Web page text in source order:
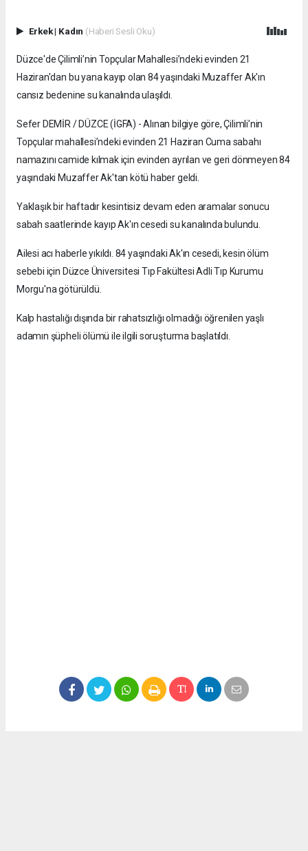
Erkek| Kadın (Haberi Sesli Oku)
Düzce'de Çilimli’nin Topçular Mahallesi’ndeki evinden 21
Haziran'dan bu yana kayıp olan 84 yaşındaki Muzaffer Ak'ın
cansız bedenine su kanalında ulaşıldı.
Sefer DEMİR / DÜZCE (İGFA) - Alınan bilgiye göre, Çilimli’nin
Topçular mahallesi’ndeki evinden 21 Haziran Cuma sabahı
namazını camide kılmak için evinden ayrılan ve geri dönmeyen 84
yaşındaki Muzaffer Ak'tan kötü haber geldi.
Yaklaşık bir haftadır kesintisiz devam eden aramalar sonucu
sabah saatlerinde kayıp Ak'ın cesedi su kanalında bulundu.
Ailesi acı haberle yıkıldı. 84 yaşındaki Ak'ın cesedi, kesin ölüm
sebebi için Düzce Üniversitesi Tıp Fakültesi Adli Tıp Kurumu
Morgu'na götürüldü.
Kalp hastalığı dışında bir rahatsızlığı olmadığı öğrenilen yaşlı
adamın şüpheli ölümü ile ilgili soruşturma başlatıldı.